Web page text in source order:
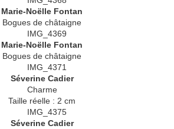
Marie-Noëlle Fontan
Bogues de châtaigne
Marie-Noëlle Fontan
Bogues de châtaigne
Séverine Cadier
Charme
Taille réelle : 2 cm
Séverine Cadier